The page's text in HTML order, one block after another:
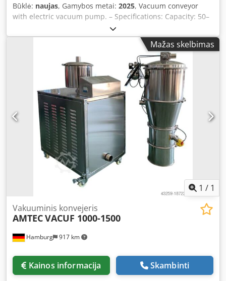
Būklė: naujas, Gamybos metai: 2025, Vacuum conveyor
with electric vacuum pump. – Specifications: Capacity: 50–
200 kg/h (with a maximum conveying distance of 5 m);
housing: stainless steel 304; required compressed air: 0.6
MPa; air consumption: approx. 15 L/min; power supply:
220 V; power consumption: 1.5 kW. Dcsdjv Nni Topfx Af Eek
Please note that our new equipment prices are often lower
than typical used equipment prices. Feel free to inquire
and let us know your specific packaging application. – We
typically have 30–50 different new machines available from
stock for immediate delivery. For custom-built machines,
we also offer very short lead times, starting at
approximately 3 weeks. – All machines are available with a
full warranty.
Mažas skelbimas
1 / 1
Hamburg 917 km
Vakuuminis konvejeris
AMTECVACUF 1000-1500
Kainos informacija Skambinti